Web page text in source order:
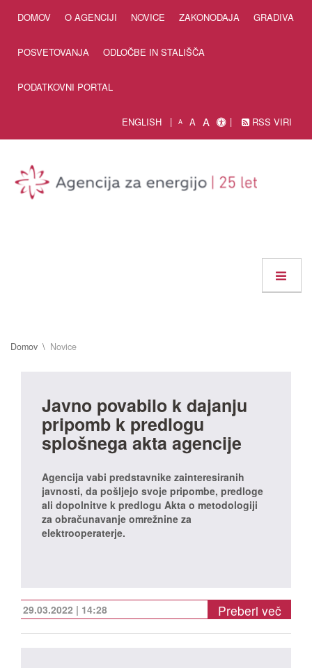
DOMOV O AGENCIJI NOVICE ZAKONODAJA GRADIVA
POSVETOVANJA ODLOČBE IN STALIŠČA
PODATKOVNI PORTAL
ENGLISH A A A RSS VIRI
Domov Novice
Javno povabilo k dajanju
pripomb k predlogu
splošnega akta agencije
Agencija vabi predstavnike zainteresiranih
javnosti, da pošljejo svoje pripombe, predloge
ali dopolnitve k predlogu Akta o metodologiji
za obračunavanje omrežnine za
elektrooperaterje.
29.03.2022 | 14:28 Preberi več